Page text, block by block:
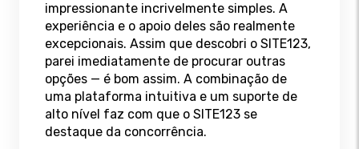
impressionante incrivelmente simples. A
experiência e o apoio deles são realmente
excepcionais. Assim que descobri o SITE123,
parei imediatamente de procurar outras
opções — é bom assim. A combinação de
uma plataforma intuitiva e um suporte de
alto nível faz com que o SITE123 se
destaque da concorrência.